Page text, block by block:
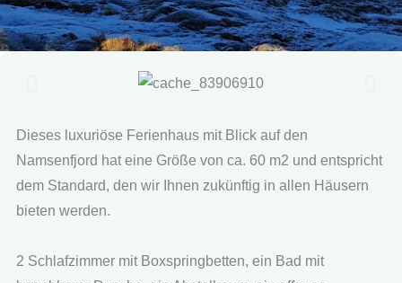
Dieses luxuriöse Ferienhaus mit Blick auf den
Namsenfjord hat eine Größe von ca. 60 m2 und entspricht
dem Standard, den wir Ihnen zukünftig in allen Häusern
bieten werden.
2 Schlafzimmer mit Boxspringbetten, ein Bad mit